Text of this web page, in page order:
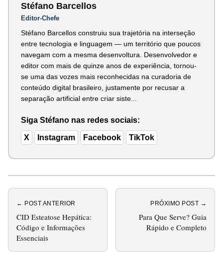
Stéfano Barcellos
Editor-Chefe
Stéfano Barcellos construiu sua trajetória na interseção
entre tecnologia e linguagem — um território que poucos
navegam com a mesma desenvoltura. Desenvolvedor e
editor com mais de quinze anos de experiência, tornou-
se uma das vozes mais reconhecidas na curadoria de
conteúdo digital brasileiro, justamente por recusar a
separação artificial entre criar siste...
Siga Stéfano nas redes sociais:
X Instagram Facebook TikTok
← POST ANTERIOR
CID Esteatose Hepática:
Código e Informações
Essenciais
PRÓXIMO POST →
Para Que Serve? Guia
Rápido e Completo